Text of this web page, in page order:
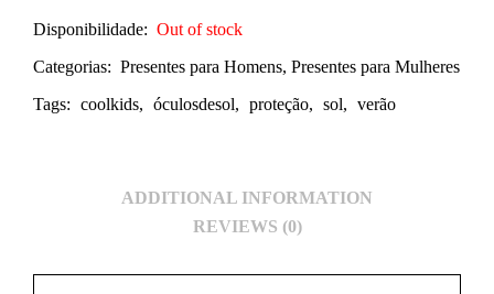
Disponibilidade: Out of stock
Categorias: Presentes para Homens, Presentes para Mulheres
Tags: coolkids, óculosdesol, proteção, sol, verão
ADDITIONAL INFORMATION
REVIEWS (0)